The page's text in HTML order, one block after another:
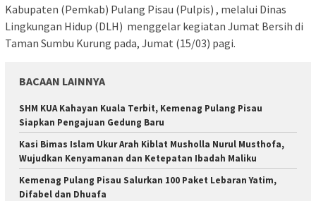
Kabupaten (Pemkab) Pulang Pisau (Pulpis) , melalui Dinas
Lingkungan Hidup (DLH) menggelar kegiatan Jumat Bersih di
Taman Sumbu Kurung pada, Jumat (15/03) pagi.
BACAAN LAINNYA
SHM KUA Kahayan Kuala Terbit, Kemenag Pulang Pisau
Siapkan Pengajuan Gedung Baru
Kasi Bimas Islam Ukur Arah Kiblat Musholla Nurul Musthofa,
Wujudkan Kenyamanan dan Ketepatan Ibadah Maliku
Kemenag Pulang Pisau Salurkan 100 Paket Lebaran Yatim,
Difabel dan Dhuafa